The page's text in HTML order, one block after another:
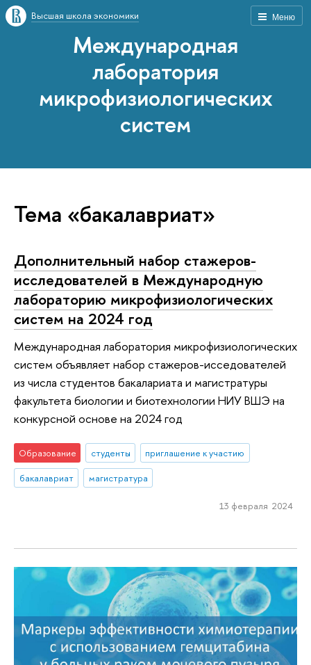
Меню
Высшая школа экономики
Международная
лаборатория
микрофизиологических
систем
Тема «бакалавриат»
Дополнительный набор стажеров-
исследователей в Международную
лабораторию микрофизиологических
систем на 2024 год
Международная лаборатория микрофизиологических
систем объявляет набор стажеров-исседователей
из числа студентов бакалариата и магистратуры
факультета биологии и биотехнологии НИУ ВШЭ на
конкурсной основе на 2024 год
Образование студенты
приглашение к участию
бакалавриат
магистратура
13 февраля 2024